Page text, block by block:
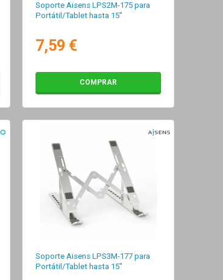
Soporte Aisens LPS2M-175 para
Portátil/Tablet hasta 15"
7,59 €
COMPRAR
Soporte Aisens LPS3M-177 para
Portátil/Tablet hasta 15"